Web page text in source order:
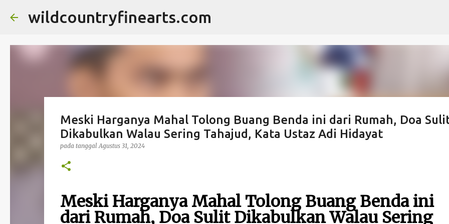
wildcountryfinearts.com
Meski Harganya Mahal Tolong Buang Benda ini dari Rumah, Doa
Dikabulkan Walau Sering Tahajud, Kata Ustaz Adi Hidayat
pada tanggalAgustus 31, 2024
Meski Harganya Mahal Tolong Buang Benda ini
dari Rumah, Doa Sulit Dikabulkan Walau Sering